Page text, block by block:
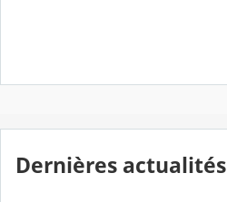
Dernières actualités